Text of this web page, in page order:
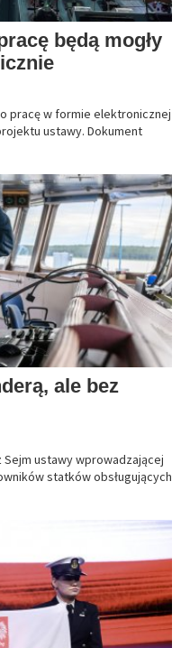
będą mogły
pracę w formie elektronicznej
ustawy. Dokument
ale bez
Sejm ustawy wprowadzającej
statków obsługujących